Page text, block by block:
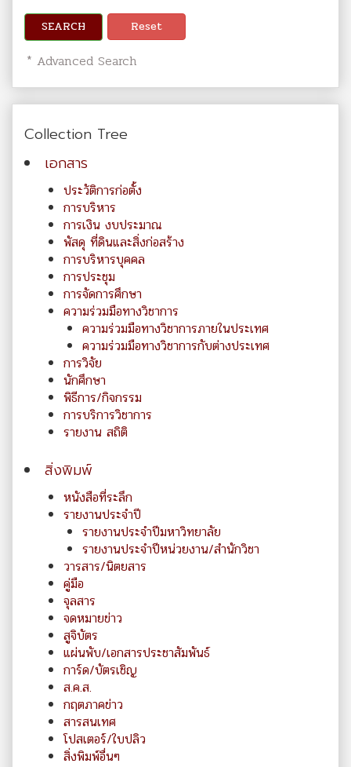
SEARCH Reset
* Advanced Search
Collection Tree
เอกสาร
ประวัติการก่อตั้ง
การบริหาร
การเงิน งบประมาณ
พัสดุ ที่ดินและสิ่งก่อสร้าง
การบริหารบุคคล
การประชุม
การจัดการศึกษา
ความร่วมมือทางวิชาการ
ความร่วมมือทางวิชาการภายในประเทศ
ความร่วมมือทางวิชาการกับต่างประเทศ
การวิจัย
นักศึกษา
พิธีการ/กิจกรรม
การบริการวิชาการ
รายงาน สถิติ
สิ่งพิมพ์
หนังสือที่ระลึก
รายงานประจำปี
รายงานประจำปีมหาวิทยาลัย
รายงานประจำปีหน่วยงาน/สำนักวิชา
วารสาร/นิตยสาร
คู่มือ
จุลสาร
จดหมายข่าว
สูจิบัตร
แผ่นพับ/เอกสารประชาสัมพันธ์
การ์ด/บัตรเชิญ
ส.ค.ส.
กฤตภาคข่าว
สารสนเทศ
โปสเตอร์/ใบปลิว
สิ่งพิมพ์อื่นๆ